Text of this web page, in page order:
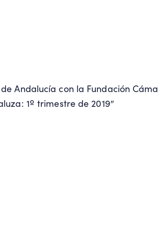
Andalucía con la Fundación
1º trimestre de 2019″